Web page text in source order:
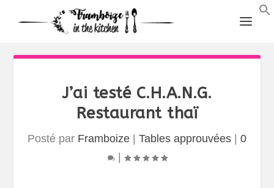
J’ai testé C.H.A.N.G.
Restaurant thaï
Posté par Framboize Tables approuvées
0
|